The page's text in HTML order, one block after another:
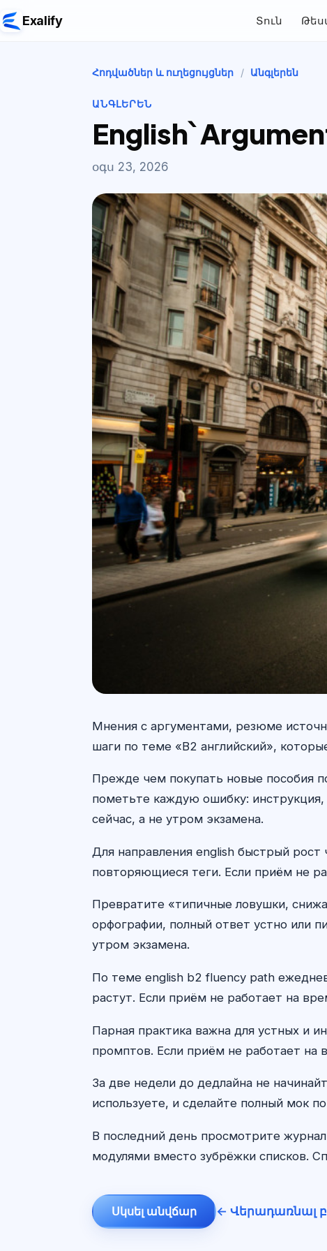
Exalify Տուն
Հոդվածներ և ուղեցույցներ / Անգլերեն
ԱՆԳԼԵՐԵՆ
English՝
օգս 23, 2026
Мнения с аргументами, резюме
шаги по теме «B2 английский»,
Прежде чем покупать новые пособия
пометьте каждую ошибку:
сейчас, а не утром экзамена.
Для направления english быстрый
повторяющиеся теги. Если приём не
Превратите «типичные ловушки,
орфографии, полный ответ устно или
утром экзамена.
По теме english b2 fluency path
растут. Если приём не работает на
Парная практика важна для устных и
промптов. Если приём не работает на
За две недели до дедлайна не
используете, и сделайте полный мок
В последний день просмотрите
модулями вместо зубрёжки списков.
Սկսել անվճար ← Վերադառնալ